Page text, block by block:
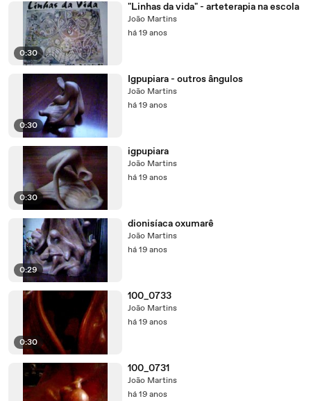
0:30
"Linhas da vida" - arteterapia na escola
João Martins
há 19 anos
0:30
Igpupiara - outros ângulos
João Martins
há 19 anos
0:30
igpupiara
João Martins
há 19 anos
0:29
dionisíaca oxumarê
João Martins
há 19 anos
0:30
100_0733
João Martins
há 19 anos
100_0731
João Martins
há 19 anos